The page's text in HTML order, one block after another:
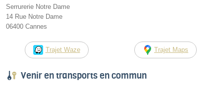
Serrurerie Notre Dame
14 Rue Notre Dame
06400 Cannes
Trajet Waze Trajet Maps
Venir en transports en commun